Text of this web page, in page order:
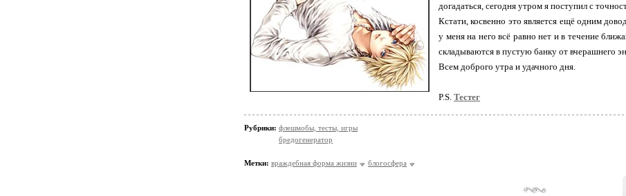
догадаться, сегодня утром я поступил с
Кстати, косвенно это является ещё одним
у меня на него всё равно нет и в течение
складываются в пустую банку от вчерашнего
Всем доброго утра и удачного дня.
P.S. Тестег
Рубрики: флешмобы, тесты, игры
бредогенератор
Метки: враждебная форма жизни блогосфера